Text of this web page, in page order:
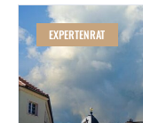
EXPERTENRAT